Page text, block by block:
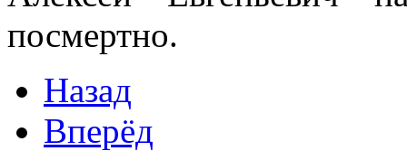
посмертно.
Назад
Вперёд